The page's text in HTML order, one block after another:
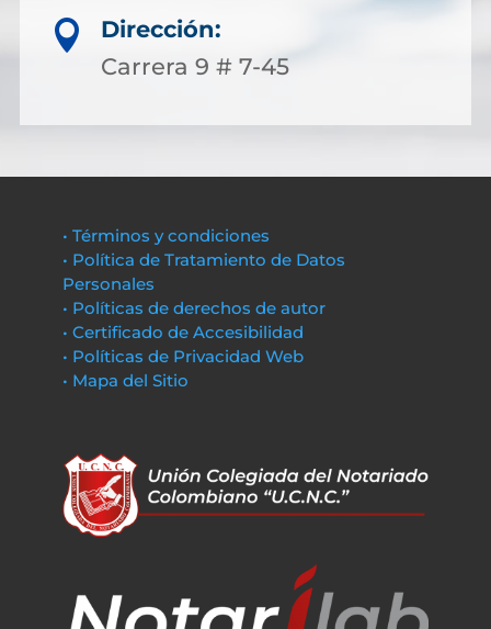

Dirección:
Carrera 9 # 7-45
• Términos y condiciones
• Política de Tratamiento de Datos
Personales
• Políticas de derechos de autor
• Certificado de Accesibilidad
• Políticas de Privacidad Web
• Mapa del Sitio